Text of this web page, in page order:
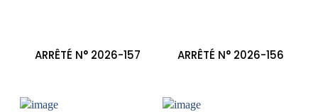
ARRÊTÉ N° 2026-157 ARRÊTÉ N° 2026-156